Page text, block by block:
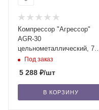
Компрессор "Агрессор"
AGR-30
цельнометаллический, 7
Атм, 140 Вт, 12В/8
Под заказ
5 288 ₽/шт
В КОРЗИНУ